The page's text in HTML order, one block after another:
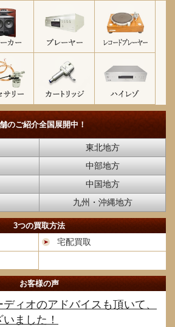
のご紹介全国展開中！
東北地方
中部地方
中国地方
九州・沖縄地方
3つの買取方法
宅配買取
お客様の声
ィオのアドバイスも頂いて、
ました！